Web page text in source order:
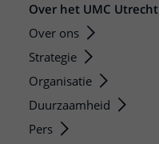
Over het UMC Utrecht
Over ons
Strategie
Organisatie
Duurzaamheid
Pers